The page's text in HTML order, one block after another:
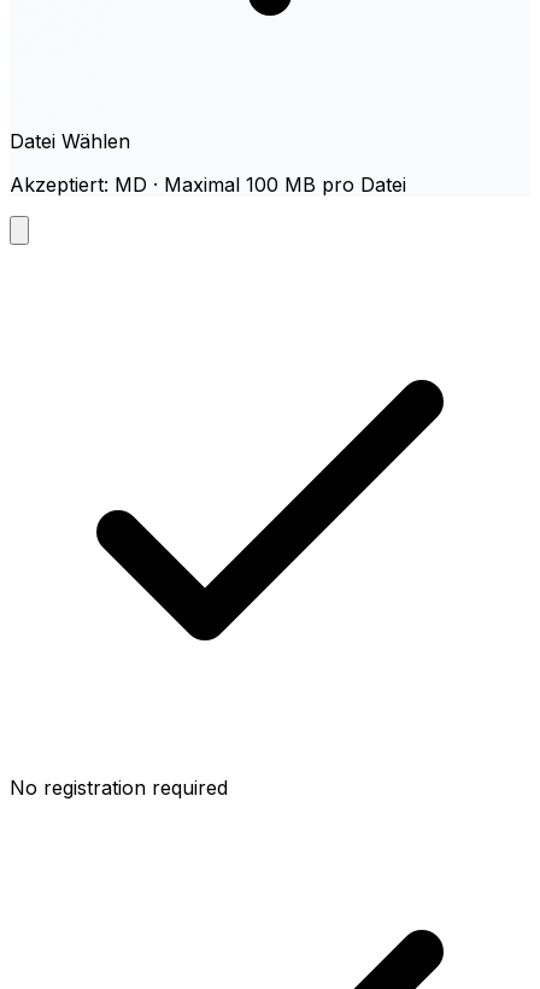
Datei Wählen
Akzeptiert: MD · Maximal 100 MB pro Datei
No registration required